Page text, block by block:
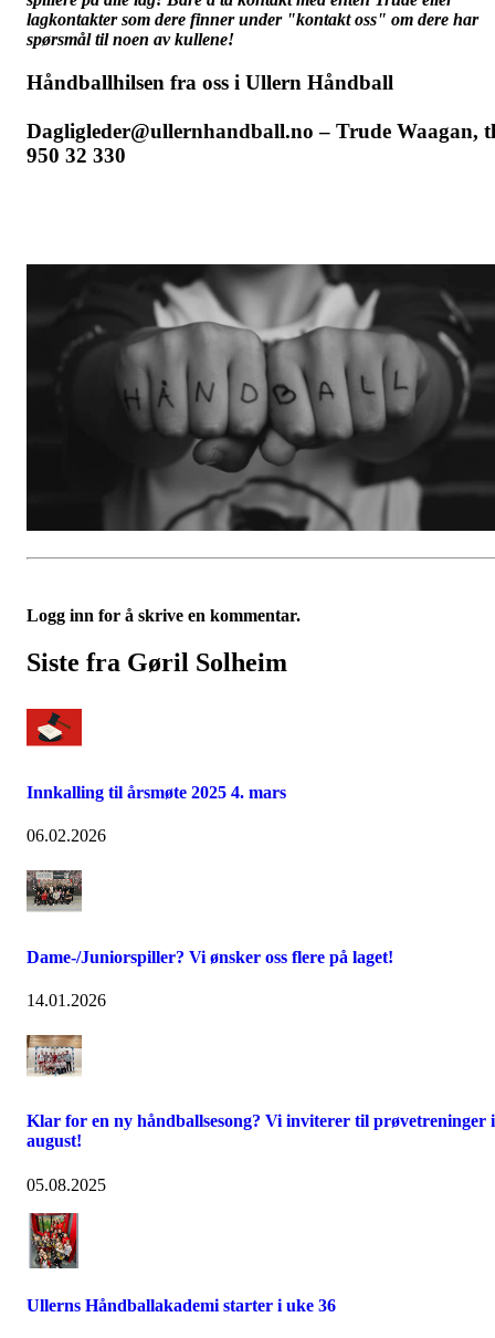
lagkontakter som dere finner under "kontakt oss" om dere har
spørsmål til noen av kullene!
Håndballhilsen fra oss i Ullern Håndball
Dagligleder@ullernhandball.no – Trude Waagan,
950 32 330
Logg inn for å skrive en kommentar.
Siste fra Gøril Solheim
Innkalling til årsmøte 2025 4. mars
06.02.2026
Dame-/Juniorspiller? Vi ønsker oss flere på laget!
14.01.2026
Klar for en ny håndballsesong? Vi inviterer til prøvetreninger i
august!
05.08.2025
Ullerns Håndballakademi starter i uke 36